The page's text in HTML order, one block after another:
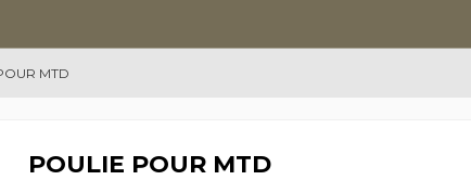
MTD
POULIE POUR MTD